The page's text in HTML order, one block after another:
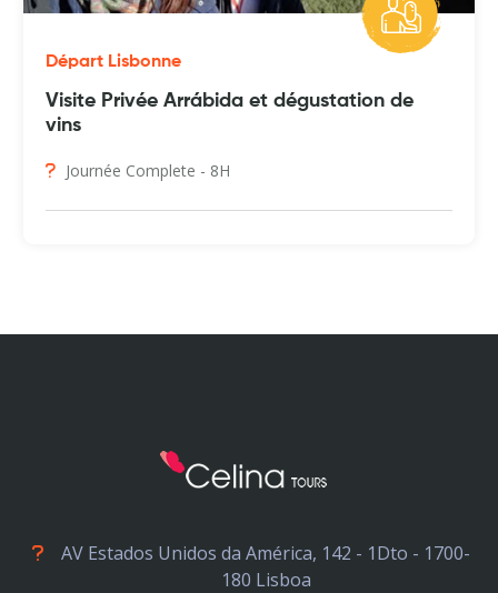
Départ Lisbonne
Visite Privée Arrábida et dégustation de
vins
Journée Complete - 8H
AV Estados Unidos da América, 142 - 1Dto - 1700-
180 Lisboa